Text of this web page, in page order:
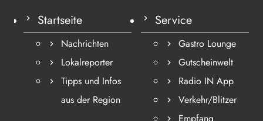
Startseite
Nachrichten
Lokalreporter
Tipps und Infos
aus der Region
Service
Gastro Lounge
Gutscheinwelt
Radio IN App
Verkehr/Blitzer